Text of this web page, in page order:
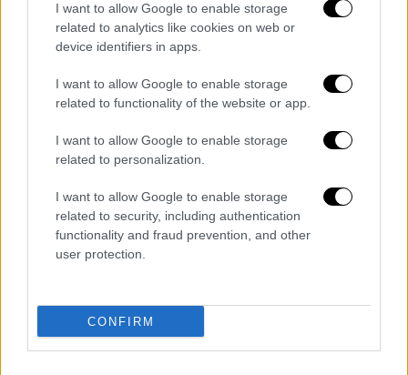
I want to allow Google to enable storage
related to analytics like cookies on web or
device identifiers in apps.
I want to allow Google to enable storage
related to functionality of the website or app.
I want to allow Google to enable storage
related to personalization.
I want to allow Google to enable storage
related to security, including authentication
functionality and fraud prevention, and other
user protection.
CONFIRM
Μπάιντεν
Το ασυνήθιστα συναισθηματικό
χριστουγεννιάτικο μήνυμα της
βασίλισσας Ελισάβετ – Τα πρώτα
Χριστούγεννα χωρίς τον Φίλιππο
Τι συμβολίζει το Baile del Torito
παραμονή των Χριστουγέννων, ανάβουν
φωτιέςγια νακάψουν τα ομοιώματα του